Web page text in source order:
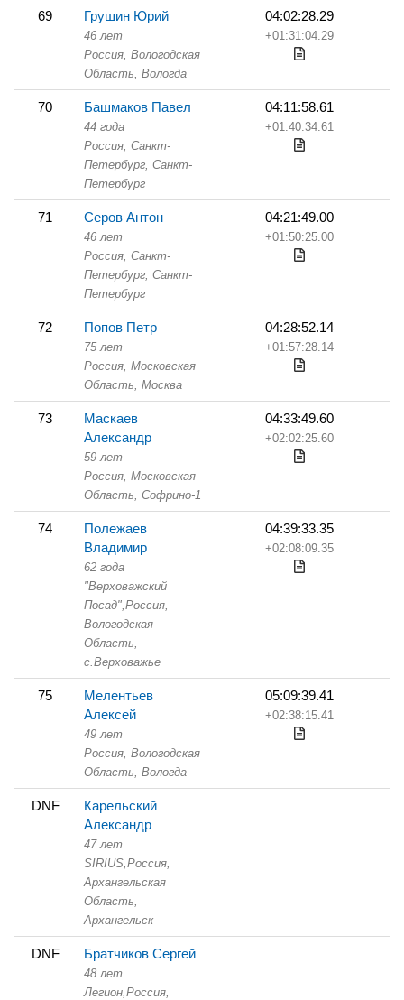
69 Грушин Юрий
46 лет
Россия, Вологодская
Область, Вологда
04:02:28.29
+01:31:04.29
70 Башмаков Павел
44 года
Россия, Санкт-
Петербург, Санкт-
Петербург
04:11:58.61
+01:40:34.61
71 Серов Антон
46 лет
Россия, Санкт-
Петербург, Санкт-
Петербург
04:21:49.00
+01:50:25.00
72 Попов Петр
75 лет
Россия, Московская
Область, Москва
04:28:52.14
+01:57:28.14
73
Маскаев
Александр
59 лет
Россия, Московская
Область, Софрино-1
04:33:49.60
+02:02:25.60
74
Полежаев
Владимир
62 года
"Верховажский
Посад",Россия,
Вологодская
Область,
с.Верховажье
04:39:33.35
+02:08:09.35
75
Мелентьев
Алексей
49 лет
Россия, Вологодская
Область, Вологда
05:09:39.41
+02:38:15.41
DNF
Карельский
Александр
47 лет
SIRIUS,Россия,
Архангельская
Область,
Архангельск
DNF Братчиков Сергей
48 лет
Легион,Россия,